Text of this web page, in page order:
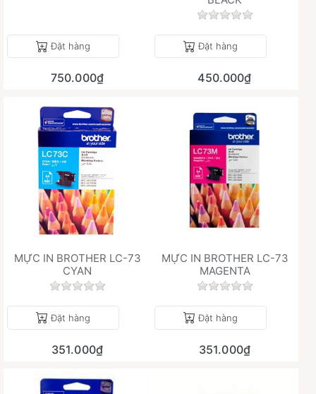
Đặt hàng
750.000₫
Chưa có đánh giá
Đặt hàng
450.000₫
MỰC IN BROTHER LC-73
CYAN
Chưa có đánh giá nào cho sản phẩm này.
Đặt hàng
351.000₫
MỰC IN BROTHER LC-73
MAGENTA
Chưa có đánh giá
Đặt hàng
351.000₫